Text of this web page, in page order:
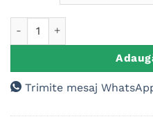
Trimite mesaj